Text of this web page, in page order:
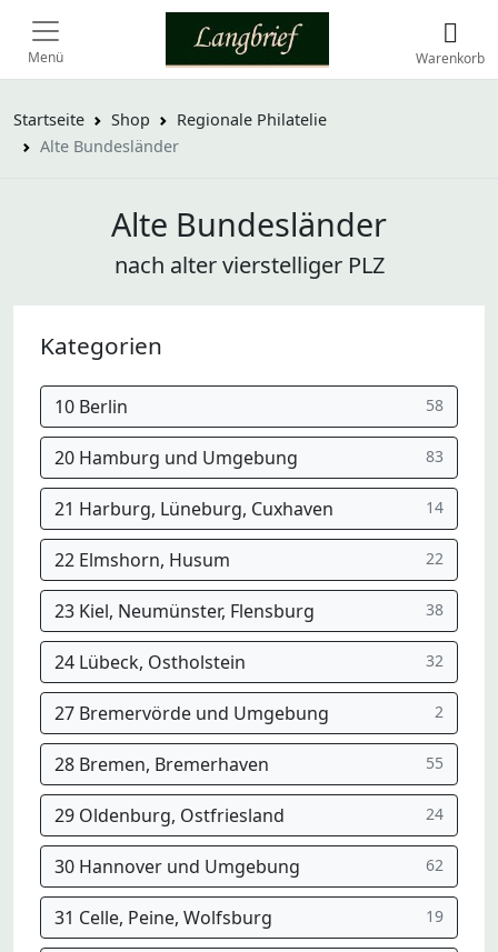
Menü Warenkorb
Startseite Shop
Regionale Philatelie
Alte Bundesländer
Alte Bundesländer
nach alter vierstelliger PLZ
Kategorien
10 Berlin 58
20 Hamburg und Umgebung 83
21 Harburg, Lüneburg, Cuxhaven 14
22 Elmshorn, Husum 22
23 Kiel, Neumünster, Flensburg 38
24 Lübeck, Ostholstein 32
27 Bremervörde und Umgebung 2
28 Bremen, Bremerhaven 55
29 Oldenburg, Ostfriesland 24
30 Hannover und Umgebung 62
31 Celle, Peine, Wolfsburg 19